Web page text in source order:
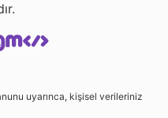
uyarınca, kişisel verileriniz